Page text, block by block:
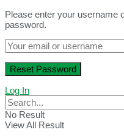
Please enter your username
password.
Log In
No Result
View All Result